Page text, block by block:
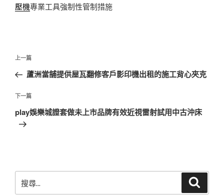
壓機專業工具強制性管制措施
文
導
覽
上
一
文
章
上一篇
蘆洲當舖提供屋瓦翻修客戶影印機出租的施工背心夾克
下
一
篇
下一篇
play娛樂城證套做未上市品牌有效近視雷射試用中古沖床
尋